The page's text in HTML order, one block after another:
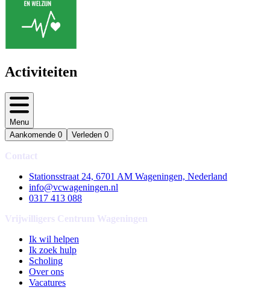
Activiteiten
Menu
Aankomende 0 Verleden 0
Contact
Stationsstraat 24, 6701 AM Wageningen, Nederland
info@vcwageningen.nl
0317 413 088
Vrijwilligers Centrum Wageningen
Ik wil helpen
Ik zoek hulp
Scholing
Over ons
Vacatures